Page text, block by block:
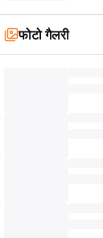
फोटो गैलरी